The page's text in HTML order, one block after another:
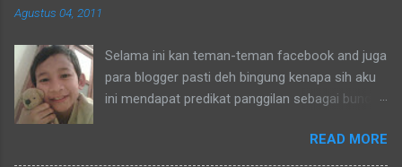
Agustus 04, 2011
Selama ini kan teman-teman facebook and juga
para blogger pasti deh bingung kenapa sih aku
ini mendapat predikat panggilan sebagai bunda.
baku bunda kan artinya ibu. Lho? Koq? Aku
dipanggil ibu oleh semua yang kenal aku,
READ MORE